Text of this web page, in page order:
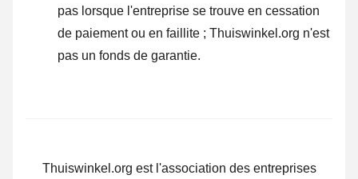
pas lorsque l'entreprise se trouve en cessation
de paiement ou en faillite ; Thuiswinkel.org n'est
pas un fonds de garantie.
Thuiswinkel.org est l'association des entreprises